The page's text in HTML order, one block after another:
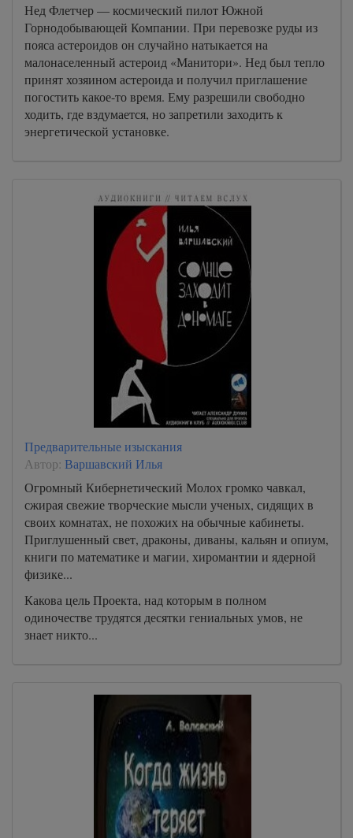
Нед Флетчер — космический пилот Южной
Горнодобывающей Компании. При перевозке руды из
пояса астероидов он случайно натыкается на
малонаселенный астероид «Манитори». Нед был тепло
принят хозяином астероида и получил приглашение
погостить какое-то время. Ему разрешили свободно
ходить, где вздумается, но запретили заходить к
энергетической установке.
Предварительные изыскания
Автор: Варшавский Илья
Огромный Кибернетический Молох громко чавкал,
сжирая свежие творческие мысли ученых, сидящих в
своих комнатах, не похожих на обычные кабинеты.
Приглушенный свет, драконы, диваны, кальян и опиум,
книги по математике и магии, хиромантии и ядерной
физике...
Какова цель Проекта, над которым в полном
одиночестве трудятся десятки гениальных умов, не
знает никто...